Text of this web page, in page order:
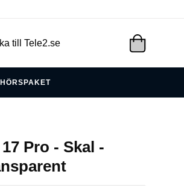
till Tele2.se
Pro - Skal -